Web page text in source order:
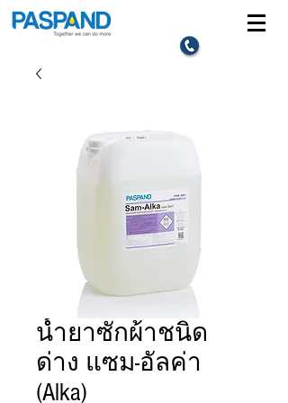
น้ำยาซักผ้าชนิด
ด่าง แซม-อัลค่า
(Alka)